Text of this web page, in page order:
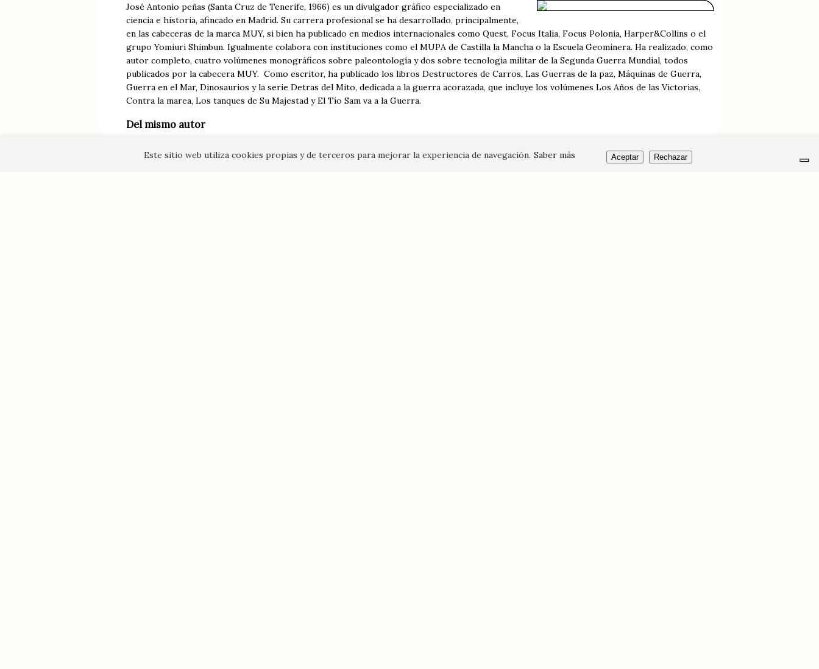
José Antonio peñas (Santa Cruz de Tenerife, 1966) es un divulgador gráfico especializado en
ciencia e historia, afincado en Madrid. Su carrera profesional se ha desarrollado, principalmente,
en las cabeceras de la marca MUY, si bien ha publicado en medios internacionales como Quest, Focus Italia, Focus Polonia, Harper&Collins o el
grupo Yomiuri Shimbun. Igualmente colabora con instituciones como el MUPA de Castilla la Mancha o la Escuela Geominera. Ha realizado, como
autor completo, cuatro volúmenes monográficos sobre paleontología y dos sobre tecnología militar de la Segunda Guerra Mundial, todos
publicados por la cabecera MUY. Como escritor, ha publicado los libros Destructores de Carros, Las Guerras de la paz, Máquinas de Guerra,
Guerra en el Mar, Dinosaurios y la serie Detras del Mito, dedicada a la guerra acorazada, que incluye los volúmenes Los Años de las Victorias,
Contra la marea, Los tanques de Su Majestad y El Tío Sam va a la Guerra.
Del mismo autor
Este sitio web utiliza cookies propias y de terceros para mejorar la experiencia de navegación. Saber más Aceptar Rechazar